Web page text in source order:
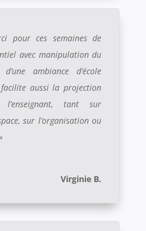
pour ces semaines de
avec manipulation du
ambiance d’école
aussi la projection
tant sur
sur l’organisation ou
Virginie B.